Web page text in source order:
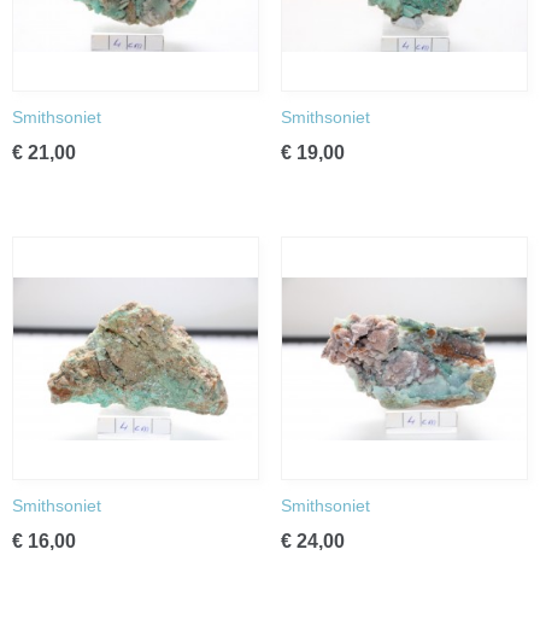
Smithsoniet
€ 21,00
Smithsoniet
€ 19,00
Smithsoniet
€ 16,00
Smithsoniet
€ 24,00